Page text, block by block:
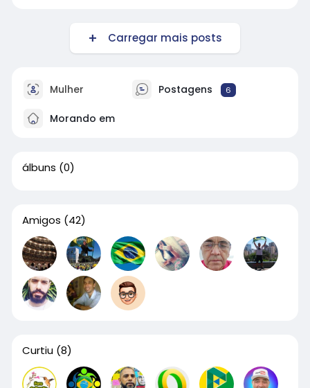
Carregar mais posts
Mulher Postagens 6
Morando em
álbuns (0)
Amigos (42)
Curtiu (8)